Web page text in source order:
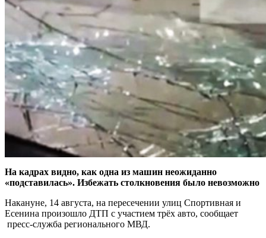
На кадрах видно, как одна из машин неожиданно
«подставилась». Избежать столкновения было невозможно
Накануне, 14 августа, на пересечении улиц Спортивная и
Есенина произошло ДТП с участием трёх авто, сообщает
пресс-служба регионального МВД.